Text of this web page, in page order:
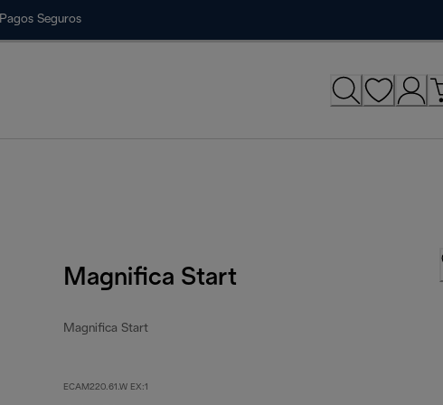
Pagos Seguros
Magnifica Start
Magnifica Start
ECAM220.61.W EX:1